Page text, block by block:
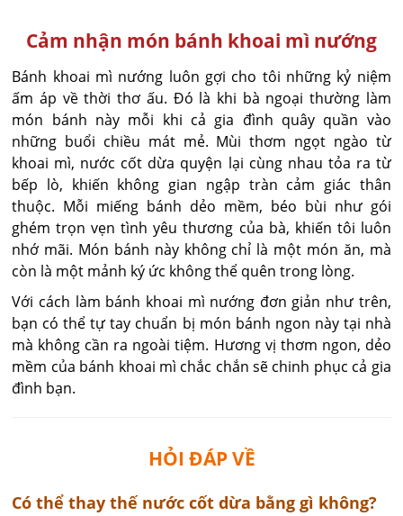
Cảm nhận món bánh khoai mì nướng
Bánh khoai mì nướng luôn gợi cho tôi những kỷ niệm
ấm áp về thời thơ ấu. Đó là khi bà ngoại thường làm
món bánh này mỗi khi cả gia đình quây quần vào
những buổi chiều mát mẻ. Mùi thơm ngọt ngào từ
khoai mì, nước cốt dừa quyện lại cùng nhau tỏa ra từ
bếp lò, khiến không gian ngập tràn cảm giác thân
thuộc. Mỗi miếng bánh dẻo mềm, béo bùi như gói
ghém trọn vẹn tình yêu thương của bà, khiến tôi luôn
nhớ mãi. Món bánh này không chỉ là một món ăn, mà
còn là một mảnh ký ức không thể quên trong lòng.
Với cách làm bánh khoai mì nướng đơn giản như trên,
bạn có thể tự tay chuẩn bị món bánh ngon này tại nhà
mà không cần ra ngoài tiệm. Hương vị thơm ngon, dẻo
mềm của bánh khoai mì chắc chắn sẽ chinh phục cả gia
đình bạn.
HỎI ĐÁP VỀ
Có thể thay thế nước cốt dừa bằng gì không?